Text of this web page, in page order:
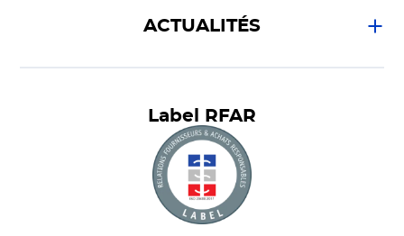
ACTUALITÉS
Label RFAR